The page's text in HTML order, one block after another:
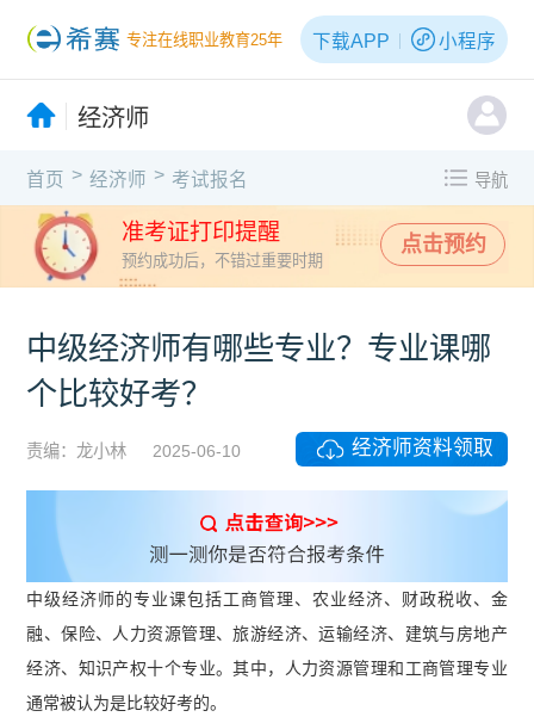
专注在线职业教育25年 下载APP 小程序
经济师
首页 > 经济师 > 考试报名 导航
准考证打印提醒
预约成功后，不错过重要时期
点击预约
中级经济师有哪些专业？专业课哪
个比较好考？
责编：龙小林 2025-06-10 经济师资料领取
中级经济师的专业课包括工商管理、农业经济、财政税收、金
融、保险、人力资源管理、旅游经济、运输经济、建筑与房地产
经济、知识产权十个专业。其中，人力资源管理和工商管理专业
通常被认为是比较好考的。